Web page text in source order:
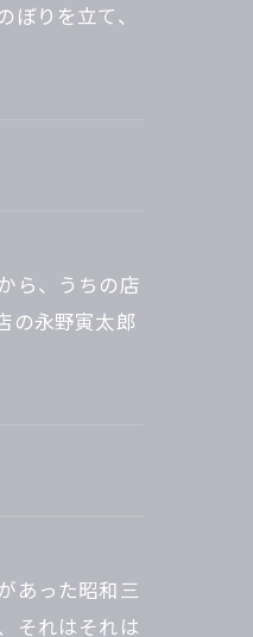
りを立て、
ら、うちの店
の永野寅太郎
あった昭和三
それはそれは